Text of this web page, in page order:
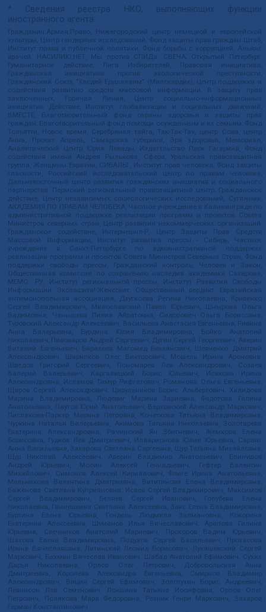
* Сведения реестра НКО, выполняющих функции
иностранного агента:
Гражданин.Армия.Право, Нижегородский центр немецкой и европейской
культуры, Центр гендерных исследований, Фонд защиты прав граждан Штаб,
Институт права и публичной политики, Фонд борьбы с коррупцией, Альянс
врачей, НАСИЛИЮ.НЕТ, Мы против СПИДа, СВЕЧА, Открытый Петербург,
Гуманитарное действие, Лига Избирателей, Правовая инициатива,
Гражданская инициатива против экологической преступности,
Гражданский Союз, "Хасдей Ерушалаим" (Милосердие), Центр поддержки и
содействия развитию средств массовой информации, В защиту прав
заключенных, Горячая Линия, Центр социально-информационных
инициатив Действие, Институт глобализации и социальных движений,
ВМЕСТЕ, Благотворительный фонд охраны здоровья и защиты прав
граждан, Благотворительный фонд помощи осужденным и их семьям, Фонд
Тольятти, Новое время, Серебряная тайга, Так-Так-Так, центр Сова, центр
Анна, Проект Апрель, Самарская губерния, Эра здоровья, Мемориал,
Аналитический Центр Юрия Левады, Издательство Парк Гагарина, Фонд
содействия имени Андрея Рылькова, Сфера, Уральская правозащитная
группа, Женщины Евразии, СИБАЛЬТ, Институт прав человека, Фонд защиты
гласности, Российский исследовательский центр по правам человека,
Дальневосточный центр развития гражданских инициатив и социального
партнерства, Пермский региональный правозащитный центр, Гражданское
действие, Центр независимых социологических исследований, Сутяжник,
АКАДЕМИЯ ПО ПРАВАМ ЧЕЛОВЕКА, Частное учреждение в Калининграде по
административной поддержке реализации программ и проектов Совета
Министров северных стран, Центр развития некоммерческих организаций,
Гражданское содействие, Интернешнл-Р, Центр Защиты Прав Средств
Массовой Информации, Институт развития прессы - Сибирь, Частное
учреждение в Санкт-Петербурге по административной поддержке
реализации программ и проектов Совета Министров Северных Стран, Фонд
поддержки свободы прессы, Гражданский контроль, Человек и Закон,
Общественная комиссия по сохранению наследия академика Сахарова,
МЕМО. РУ, Институт региональной прессы, Институт Развития Свободы
Информации, Экозащита!-Женсовет, Общественный вердикт, Евразийская
антимонопольная ассоциация, Дзугкоева Регина Николаевна, Кривенко
Сергей Владимирович, Милославский Павел Юрьевич, Шнырова Ольга
Вадимовна, Чанышева Лилия Айратовна, Сидорович Ольга Борисовна,
Туровский Александр Алексеевич, Васильева Анастасия Евгеньевна, Ривина
Анна Валерьевна, Бурдина Юлия Владимировна, Бойко Анатолий
Николаевич, Пивоваров Андрей Сергеевич, Дугин Сергей Георгиевич, Аверин
Виталий Евгеньевич, Барахоев Магомед Бекханович, Шевченко Дмитрий
Александрович, Шарипков Олег Викторович, Мошель Ирина Ароновна,
Шведов Григорий Сергеевич, Пономарев Лев Александрович, Созаев
Валерий Валерьевич, Каргалицкий Борис Юльевич, Исакова Ирина
Александровна, Исламов Тимур Рифгатович, Романова Ольга Евгеньевна,
Щаров Сергей Алексадрович, Цирульников Борис Альбертович, Халидова
Марина Владимировна, Людевиг Марина Зариевна, Федотова Галина
Анатольевна, Паутов Юрий Анатольевич, Верховский Александр Маркович,
Пислакова-Паркер Марина Петровна, Кочеткова Татьяна Владимировна,
Чуркина Наталья Валерьевна, Акимова Татьяна Николаевна, Золотарева
Екатерина Александровна, Рачинский Ян Збигневич, Жемкова Елена
Борисовна, Гудков Лев Дмитриевич, Илларионова Юлия Юрьевна, Саранг
Анна Васильевна, Захарова Светлана Сергеевна, Щур Татьяна Михайловна,
Щур Николай Алексеевич, Аверин Владимир Анатольевич, Блинушов
Андрей Юрьевич, Мосин Алексей Геннадьевич, Гефтер Валентин
Михайлович, Симонов Алексей Кириллович, Флиге Ирина Анатольевна,
Мельникова Валентина Дмитриевна, Вититинова Елена Владимировна,
Баженова Светлана Куприяновна, Исаев Сергей Владимирович, Максимов
Сергей Владимирович, Беляев Сергей Иванович, Голубева Елена
Николаевна, Ганнушкина Светлана Алексеевна, Закс Елена Владимировна,
Буртина Елена Юрьевна, Гендель Людмила Залмановна, Кокорина
Екатерина Алексеевна, Шуманов Илья Вячеславович, Арапова Галина
Юрьевна, Свечников Анатолий Мариевич, Прохоров Вадим Юрьевич,
Шахова Елена Владимировна, Подузов Сергей Васильевич, Протасова
Ирина Вячеславовна, Литинский Леонид Борисович, Лукашевский Сергей
Маркович, Бахмин Вячеслав Иванович, Шабад Анатолий Ефимович, Сухих
Дарья Николаевна, Орлов Олег Петрович, Добровольская Анна
Дмитриевна, Королева Александра Евгеньевна, Смирнов Владимир
Александрович, Вицин Сергей Ефимович, Золотухин Борис Андреевич,
Левинсон Лев Семенович, Локшина Татьяна Иосифовна, Орлов Олег
Петрович, Полякова Мара Федоровна, Резник Генри Маркович, Захаров
Герман Константинович